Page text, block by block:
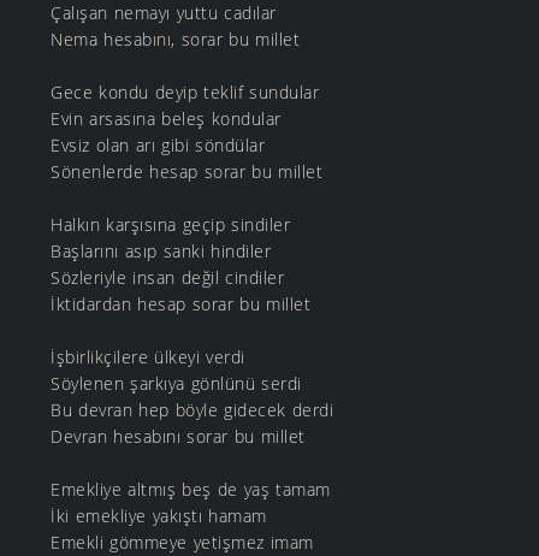
Çalışan nemayı yuttu cadılar
Nema hesabını, sorar bu millet
Gece kondu deyip teklif sundular
Evin arsasına beleş kondular
Evsiz olan arı gibi söndülar
Sönenlerde hesap sorar bu millet
Halkın karşısına geçip sindiler
Başlarını asıp sanki hindiler
Sözleriyle insan değil cindiler
İktidardan hesap sorar bu millet
İşbirlikçilere ülkeyi verdi
Söylenen şarkıya gönlünü serdi
Bu devran hep böyle gidecek derdi
Devran hesabını sorar bu millet
Emekliye altmış beş de yaş tamam
İki emekliye yakıştı hamam
Emekli gömmeye yetişmez imam